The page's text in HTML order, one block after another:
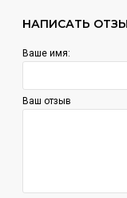
cup line -
stars line -
flavors of
splash line -
НАПИСАТЬ
Ваше имя:
Ваш отзыв